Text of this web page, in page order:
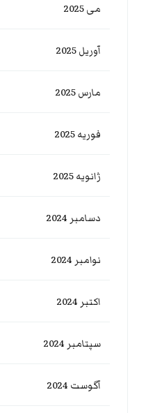
می 2025
آوریل 2025
مارس 2025
فوریه 2025
ژانویه 2025
دسامبر 2024
نوامبر 2024
اکتبر 2024
سپتامبر 2024
آگوست 2024